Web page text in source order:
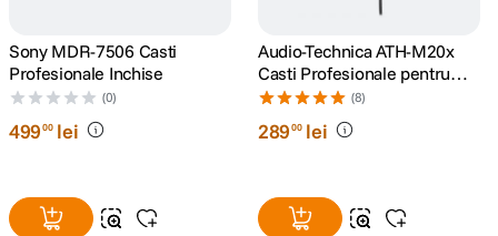
9. insta 360
10 . godox
Sony MDR-7506 Casti
Profesionale Inchise
(0)
49900 lei
Audio-Technica ATH-M20x
Casti Profesionale pentru
Studio
(8)
28900 lei